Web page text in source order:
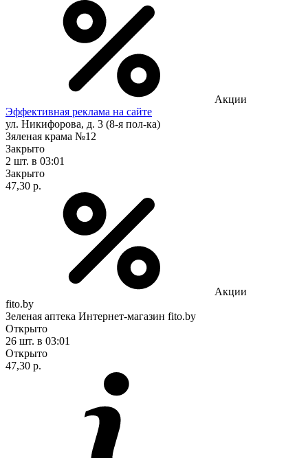
Акции
Эффективная реклама на сайте
ул. Никифорова, д. 3 (8-я пол-ка)
Зяленая крама №12
Закрыто
2 шт. в 03:01
Закрыто
47,30 р.
Акции
fito.by
Зеленая аптека Интернет-магазин fito.by
Открыто
26 шт. в 03:01
Открыто
47,30 р.